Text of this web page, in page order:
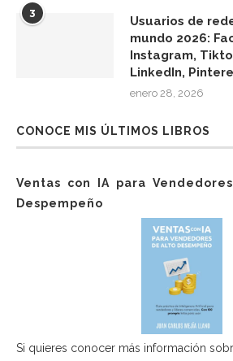
3
Usuarios de
mundo 2026:
Instagram,
LinkedIn,
enero 28, 2026
CONOCE MIS ÚLTIMOS LIBROS
Ventas con IA para
Despempeño
Si quieres conocer más información